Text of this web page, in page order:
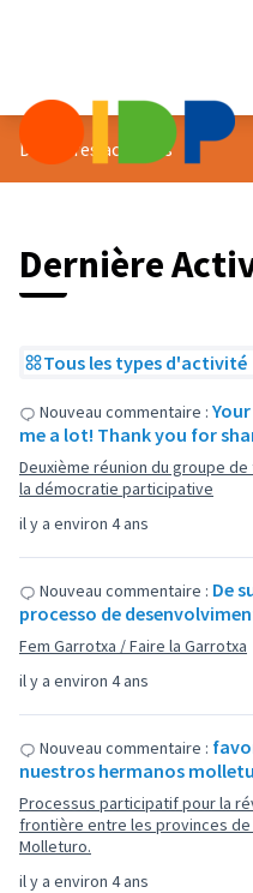
Dernières activités
Dernière
Tous les types d'activité
il y a environ 4 ans
Nouveau commentaire :
me a lot! Thank you for
Deuxième réunion du groupe
la démocratie participative
il y a environ 4 ans
Nouveau commentaire : De
processo de
Fem Garrotxa / Faire la Garrotxa
il y a environ 4 ans
Nouveau commentaire :
nuestros hermanos
Processus participatif pour la
frontière entre les provinces de
Molleturo.